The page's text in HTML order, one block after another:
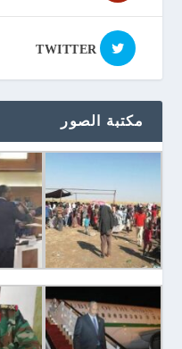
TWITTER
مكتبة الصور